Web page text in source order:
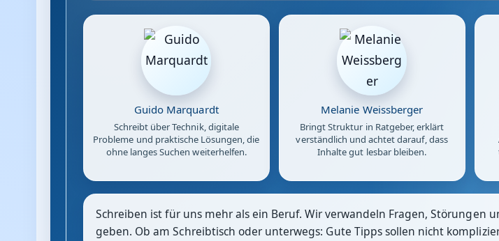
Guido Marquardt
Schreibt über Technik, digitale
Probleme und praktische Lösungen, die
ohne langes Suchen weiterhelfen.
Melanie Weissberger
Bringt Struktur in Ratgeber, erklärt
verständlich und achtet darauf, dass
Inhalte gut lesbar bleiben.
Schreiben ist für uns mehr als ein Beruf. Wir verwandeln Fragen,
geben. Ob am Schreibtisch oder unterwegs: Gute Tipps sollen nicht